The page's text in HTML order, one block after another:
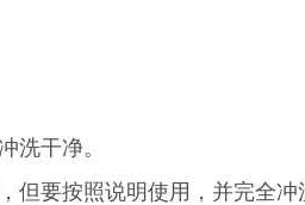
洗干净。
要按照说明使用，并完全冲